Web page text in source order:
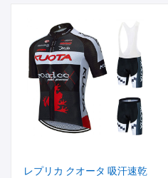
レプリカ クオータ 吸汗速乾